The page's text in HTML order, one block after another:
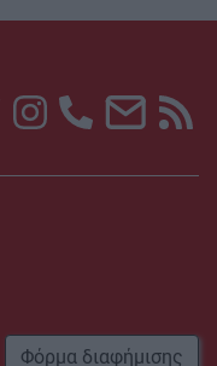
Φόρμα διαφήμισης